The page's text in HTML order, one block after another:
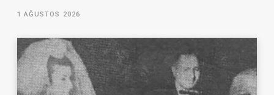
1 AĞUSTOS 2026